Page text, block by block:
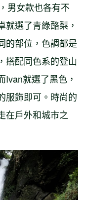
男女款也各有不
就選了青綠酪梨，
的部位，色調都是
搭配同色系的登山
就選了黑色，
服飾即可。時尚的
在戶外和城市之